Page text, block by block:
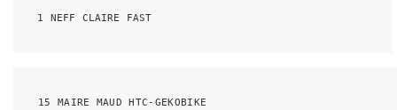
1 NEFF CLAIRE FAST
15 MAIRE MAUD HTC-GEKOBIKE